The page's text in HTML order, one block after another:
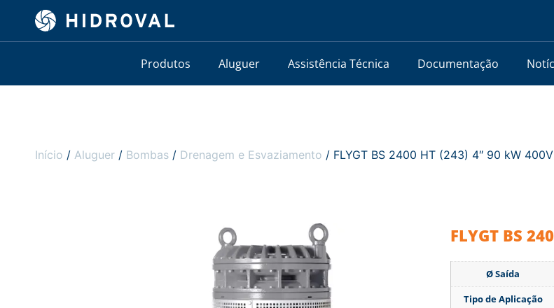
Produtos Aluguer Assistência Técnica Documentação
Início / Aluguer / Bombas / Drenagem e Esvaziamento / FLYGT BS 2400 HT (243) 4″ 90 kW 400V
FLYGT BS
Ø Saída
Tipo de Aplicação